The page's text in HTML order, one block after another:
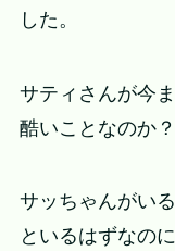
した。
サティさんが今
酷いことなのか
サッちゃんがい
といるはずなの